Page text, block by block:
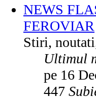
NEWS
FEROVIAR
Stiri,
Ultimul
pe 16
447